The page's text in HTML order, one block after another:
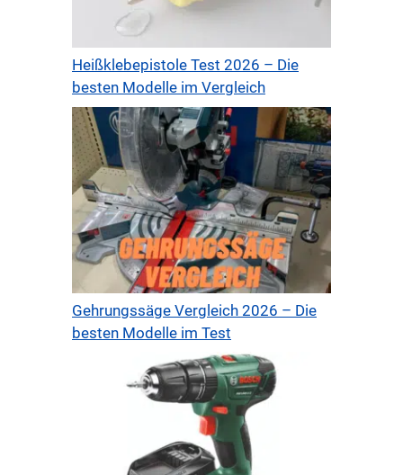
Heißklebepistole Test 2026 – Die
besten Modelle im Vergleich
Gehrungssäge Vergleich 2026 – Die
besten Modelle im Test